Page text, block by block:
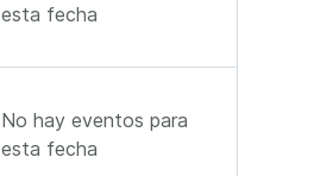
esta fecha
No hay eventos para
esta fecha